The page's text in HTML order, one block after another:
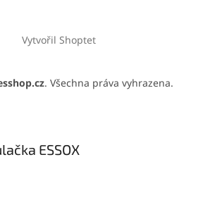
Vytvořil Shoptet
. Všechna práva vyhrazena.
ESSOX